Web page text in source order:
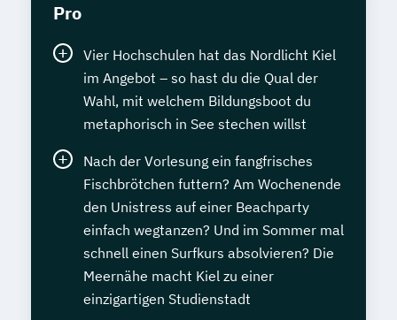
Pro
Vier Hochschulen hat das Nordlicht Kiel
im Angebot – so hast du die Qual der
Wahl, mit welchem Bildungsboot du
metaphorisch in See stechen willst
Nach der Vorlesung ein fangfrisches
Fischbrötchen futtern? Am Wochenende
den Unistress auf einer Beachparty
einfach wegtanzen? Und im Sommer mal
schnell einen Surfkurs absolvieren? Die
Meernähe macht Kiel zu einer
einzigartigen Studienstadt